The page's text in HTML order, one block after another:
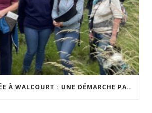
VISITE PARTAGÉE À WALCOURT : UNE DÉMARCHE PARTICIPATIVE ANIMÉE PAR ESPACE ENVIRONNEMENT